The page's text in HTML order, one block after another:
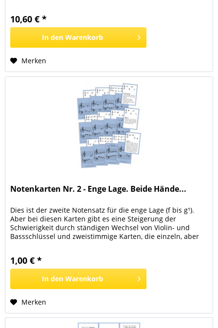
Tonräume mit der unten erklärten...
10,60 € *
In den Warenkorb
Merken
Notenkarten Nr. 2 - Enge Lage. Beide Hände...
Dies ist der zweite Notensatz für die enge Lage (f bis g¹).
Aber bei diesen Karten gibt es eine Steigerung der
Schwierigkeit durch ständigen Wechsel von Violin- und
Bassschlüssel und zweistimmige Karten, die einzeln, aber
Herausforderung. 1€ Notenkarten Nr. 2 - Enge Lage (f bis...
1,00 € *
In den Warenkorb
Merken